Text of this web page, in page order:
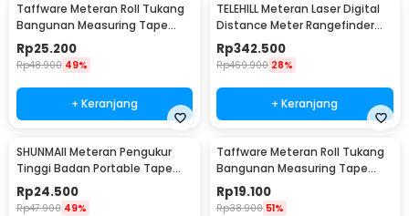
Taffware Meteran Roll Tukang
Bangunan Measuring Tape
Auto Lock 22mm 10M - DSH-19
Rp25.200
Rp48.900 49%
+ Keranjang
TELEHILL Meteran Laser Digital
Distance Meter Rangefinder
3in1 40M - TH589
Rp342.500
Rp469.900 28%
+ Keranjang
SHUNMAII Meteran Pengukur
Tinggi Badan Portable Tape
Measure Height 2M - SMP2
Rp24.500
Rp47.900 49%
Taffware Meteran Roll Tukang
Bangunan Measuring Tape
Auto Lock 7.5M - SAL99
Rp19.100
Rp38.900 51%